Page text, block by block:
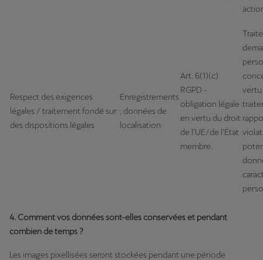
Respect des exigences
légales / traitement fondé sur
des dispositions légales
Enregistrements
; données de
localisation
Art. 6(1)(c)
RGPD -
obligation légale
en vertu du droit
de l’UE/de l’État
membre.
vertu
4. Comment vos données sont-elles conservées et pendant
combien de temps ?
Les images pixellisées seront stockées pendant une période